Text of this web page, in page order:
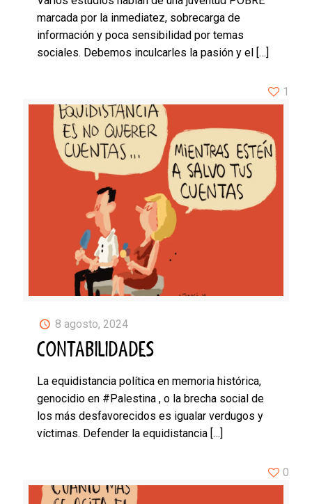
marcada por la inmediatez, sobrecarga de
información y poca sensibilidad por temas
sociales. Debemos inculcarles la pasión y el
[…]
8 agosto, 2024
CONTABILIDADES
La equidistancia política en memoria histórica,
genocidio en #Palestina , o la brecha social de
los más desfavorecidos es igualar verdugos y
víctimas. Defender la equidistancia […]
1
0